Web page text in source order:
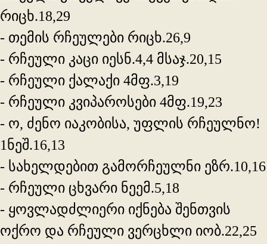
რიცხ.18,29
- თემის რჩეულები რიცხ.26,9
- რჩეული კაცი იესნ.4,4 მსაჯ.20,15
- რჩეული ქალაქი 4მფ.3,19
- რჩეული კვიპაროსები 4მფ.19,23
- ო, ძენო იაკობისა, უფლის რჩეულნო!
1ნეშ.16,13
- სახელდებით გამორჩეულნი ეზრ.10,16
- რჩეული ცხვარი ნეემ.5,18
- ყოვლადძლიერი იქნება შენთვის
ოქრო და რჩეული ვერცხლი იობ.22,25